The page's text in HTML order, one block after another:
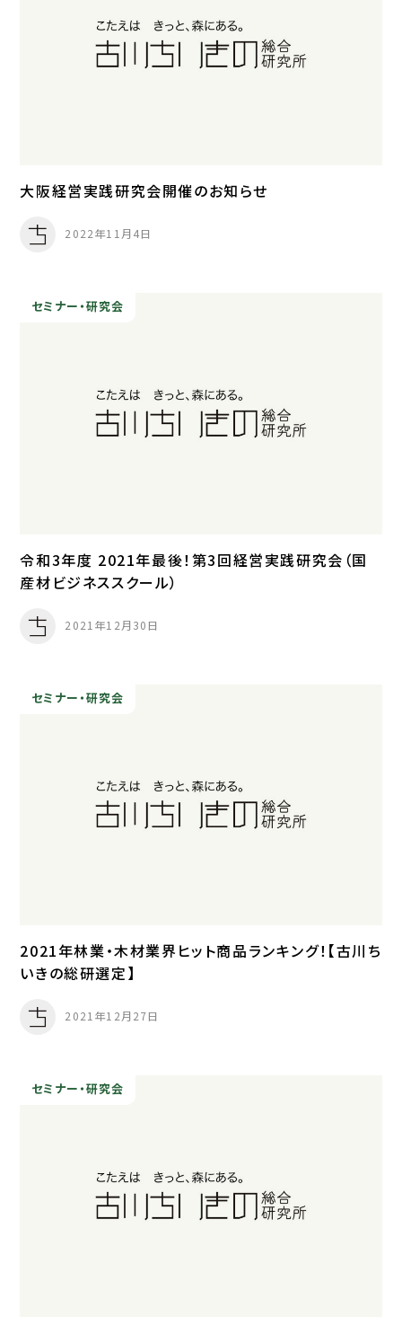
大阪経営実践研究会開催のお知らせ
2022年11月4日
セミナー・研究会
令和3年度 2021年最後！第3回経営実践研究会（国
産材ビジネススクール）
2021年12月30日
セミナー・研究会
2021年林業・木材業界ヒット商品ランキング！【古川ち
いきの総研選定】
2021年12月27日
セミナー・研究会